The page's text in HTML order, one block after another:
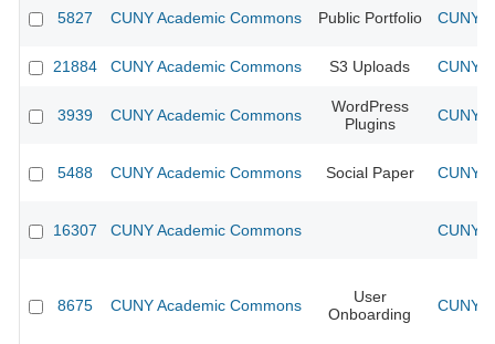
5827 CUNY Academic Commons Public Portfolio CUNY
21884 CUNY Academic Commons S3 Uploads CUNY
3939 CUNY Academic Commons
WordPress
Plugins
CUNY
5488 CUNY Academic Commons Social Paper CUNY
16307 CUNY Academic Commons CUNY
8675 CUNY Academic Commons
User
Onboarding
CUNY